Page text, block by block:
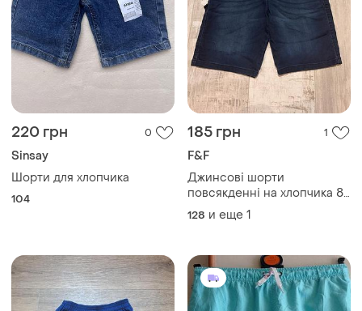
220 грн 0
Sinsay
Шорти для хлопчика
104
185 грн 1
F&F
Джинсові шорти
повсякденні на хлопчика 8
9 років
128 и еще 1